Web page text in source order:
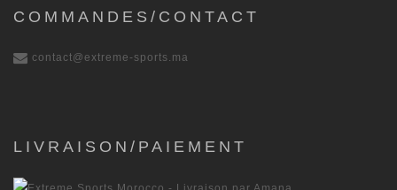
COMMANDES/CONTACT
contact@extreme-sports.ma
LIVRAISON/PAIEMENT